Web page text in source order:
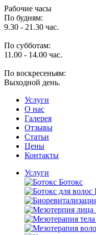
Рабочие часы
По будням:
9.30 - 21.30 час.
По субботам:
11.00 - 14.00 час.
По воскресеньям:
Выходной день.
Услуги
O нас
Галерея
Отзывы
Статьи
Цены
Контакты
Услуги
Ботокс